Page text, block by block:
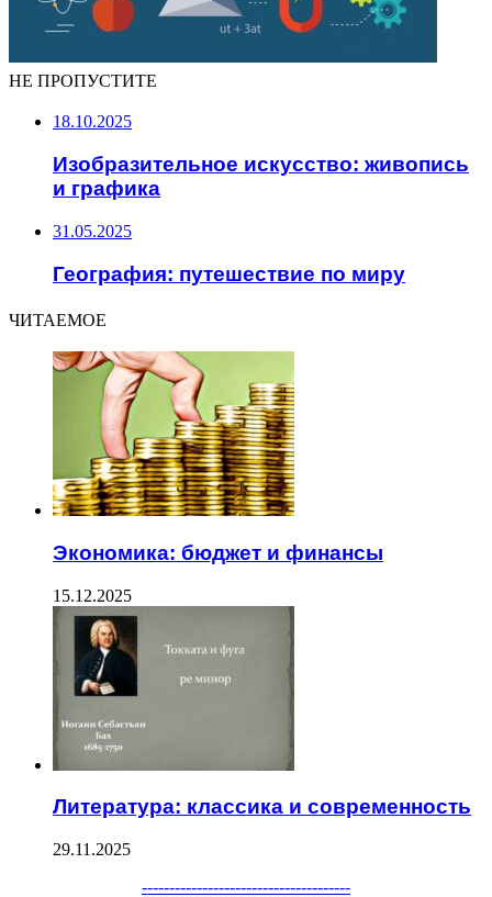
НЕ ПРОПУСТИТЕ
18.10.2025
Изобразительное искусство: живопись
и графика
31.05.2025
География: путешествие по миру
ЧИТАЕМОЕ
Экономика: бюджет и финансы
15.12.2025
Литература: классика и современность
29.11.2025
--------------------------------------